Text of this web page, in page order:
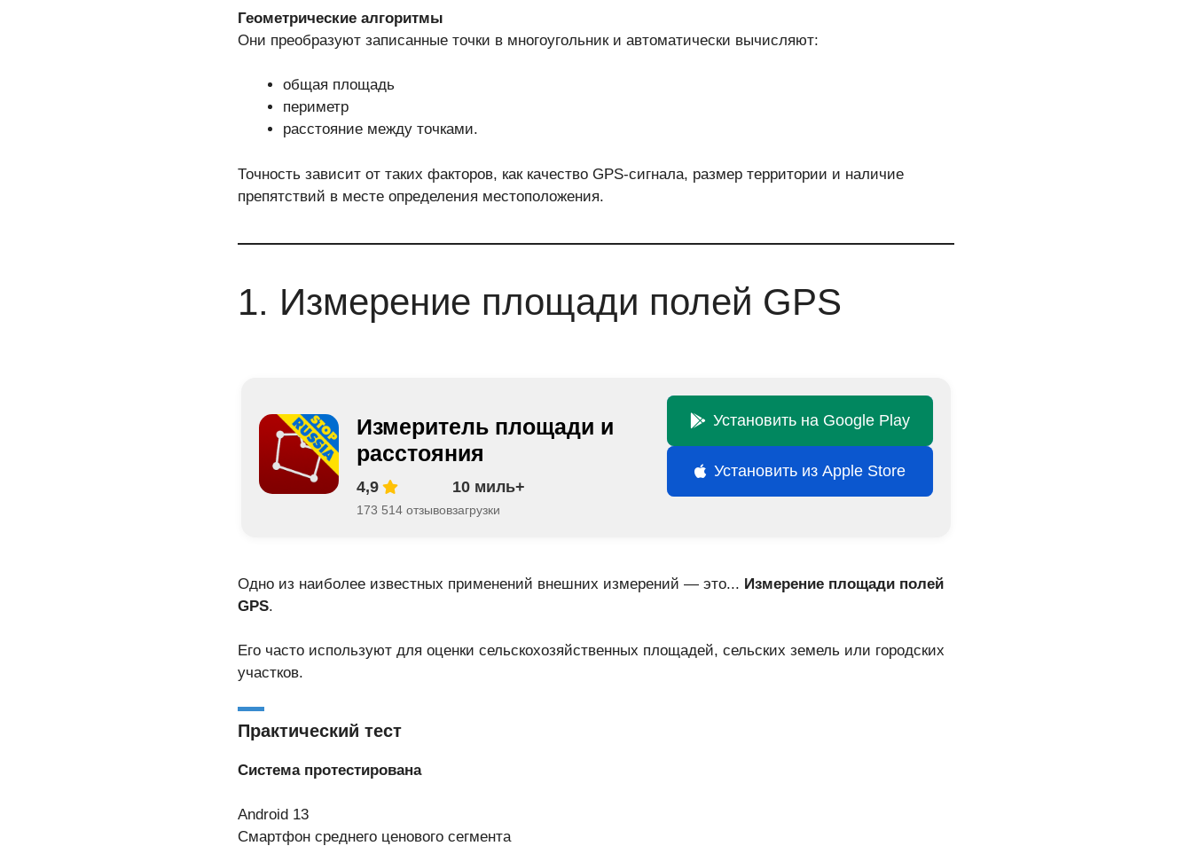
Геометрические алгоритмы
Они преобразуют записанные точки в многоугольник и автоматически вычисляют:
общая площадь
периметр
расстояние между точками.
Точность зависит от таких факторов, как качество GPS-сигнала, размер территории и наличие
препятствий в месте определения местоположения.
1. Измерение площади полей GPS
Измеритель площади и
расстояния
4,9
173 514 отзывов
10 миль+
загрузки
Установить на Google Play
Установить из Apple Store
Одно из наиболее известных применений внешних измерений — это... Измерение площади полей
GPS.
Его часто используют для оценки сельскохозяйственных площадей, сельских земель или городских
участков.
Практический тест
Система протестирована
Android 13
Смартфон среднего ценового сегмента